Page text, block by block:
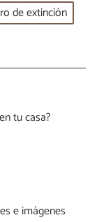
de extinción
tu casa?
e imágenes